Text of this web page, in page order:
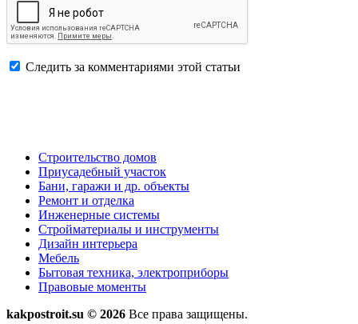
Следить за комментариями этой статьи
Строительство домов
Приусадебный участок
Бани, гаражи и др. объекты
Ремонт и отделка
Инженерные системы
Стройматериалы и инструменты
Дизайн интерьера
Мебель
Бытовая техника, электроприборы
Правовые моменты
kakpostroit.su © 2026 Все права защищены.